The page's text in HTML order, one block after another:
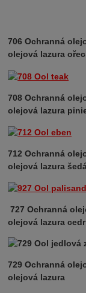
706 Ochranná
olejová lazura
708 Ochranná
olejová lazura
712 Ochranná
olejová lazura
727 Ochranná
olejová lazura cedr
729
olejová lazura